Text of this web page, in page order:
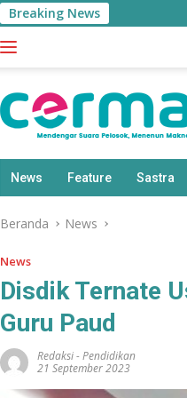
Breaking News
News Feature Sastra
Beranda News
News
Disdik Ternate
Guru Paud
Redaksi-Pendidikan
21 September 2023